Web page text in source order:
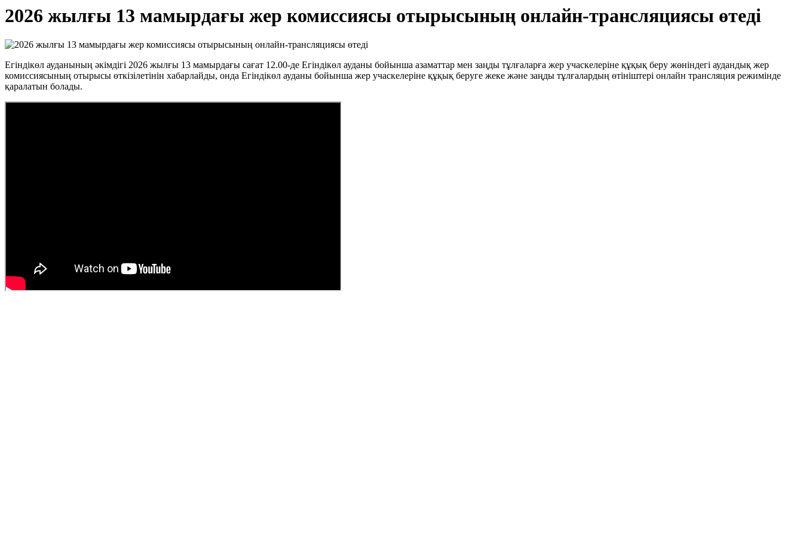
2026 жылғы 13 мамырдағы жер комиссиясы отырысының онлайн-трансляциясы өтеді
Егіндікөл ауданының әкімдігі 2026 жылғы 13 мамырдағы сағат 12.00-де Егіндікөл ауданы бойынша азаматтар мен заңды тұлғаларға жер учаскелеріне құқық беру жөніндегі аудандық жер
комиссиясының отырысы өткізілетінін хабарлайды, онда Егіндікөл ауданы бойынша жер учаскелеріне құқық беруге жеке және заңды тұлғалардың өтініштері онлайн трансляция режимінде
қаралатын болады.